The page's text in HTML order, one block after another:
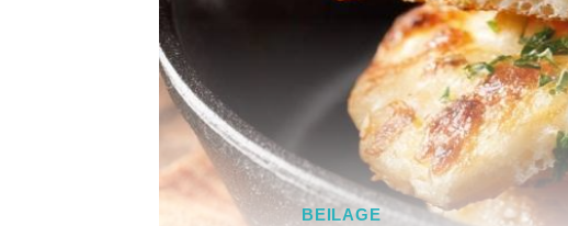
BEILAGE